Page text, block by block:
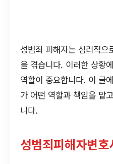
성범죄 피해자는 심리적으
을 겪습니다. 이러한 상황
역할이 중요합니다. 이 글
가 어떤 역할과 책임을 맡
니다.
성범죄피해자변